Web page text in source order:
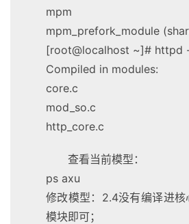
mpm
mpm_prefork_module
[root@localhost ~]# httpd
Compiled in modules:
core.c
mod_so.c
http_core.c
查看当前模型：
ps axu
修改模型：2.4没有编译进
模块即可；